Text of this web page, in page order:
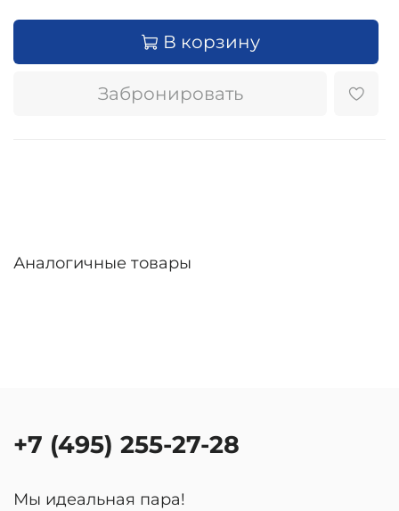
В корзину
Забронировать
Аналогичные товары
+7 (495) 255-27-28
Мы идеальная пара!